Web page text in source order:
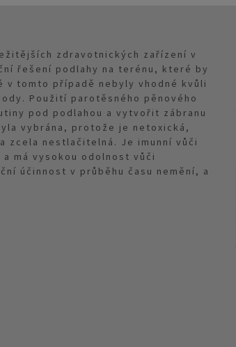
zdravotnických zařízení v
řešení podlahy na terénu, které by
tomto případě nebyly vhodné kvůli
Použití parotěsného pěnového
pod podlahou a vytvořit zábranu
vybrána, protože je netoxická,
zcela nestlačitelná. Je imunní vůči
má vysokou odolnost vůči
účinnost v průběhu času nemění, a